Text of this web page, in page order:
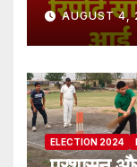
AUGUST 4,
ELECTION 2024